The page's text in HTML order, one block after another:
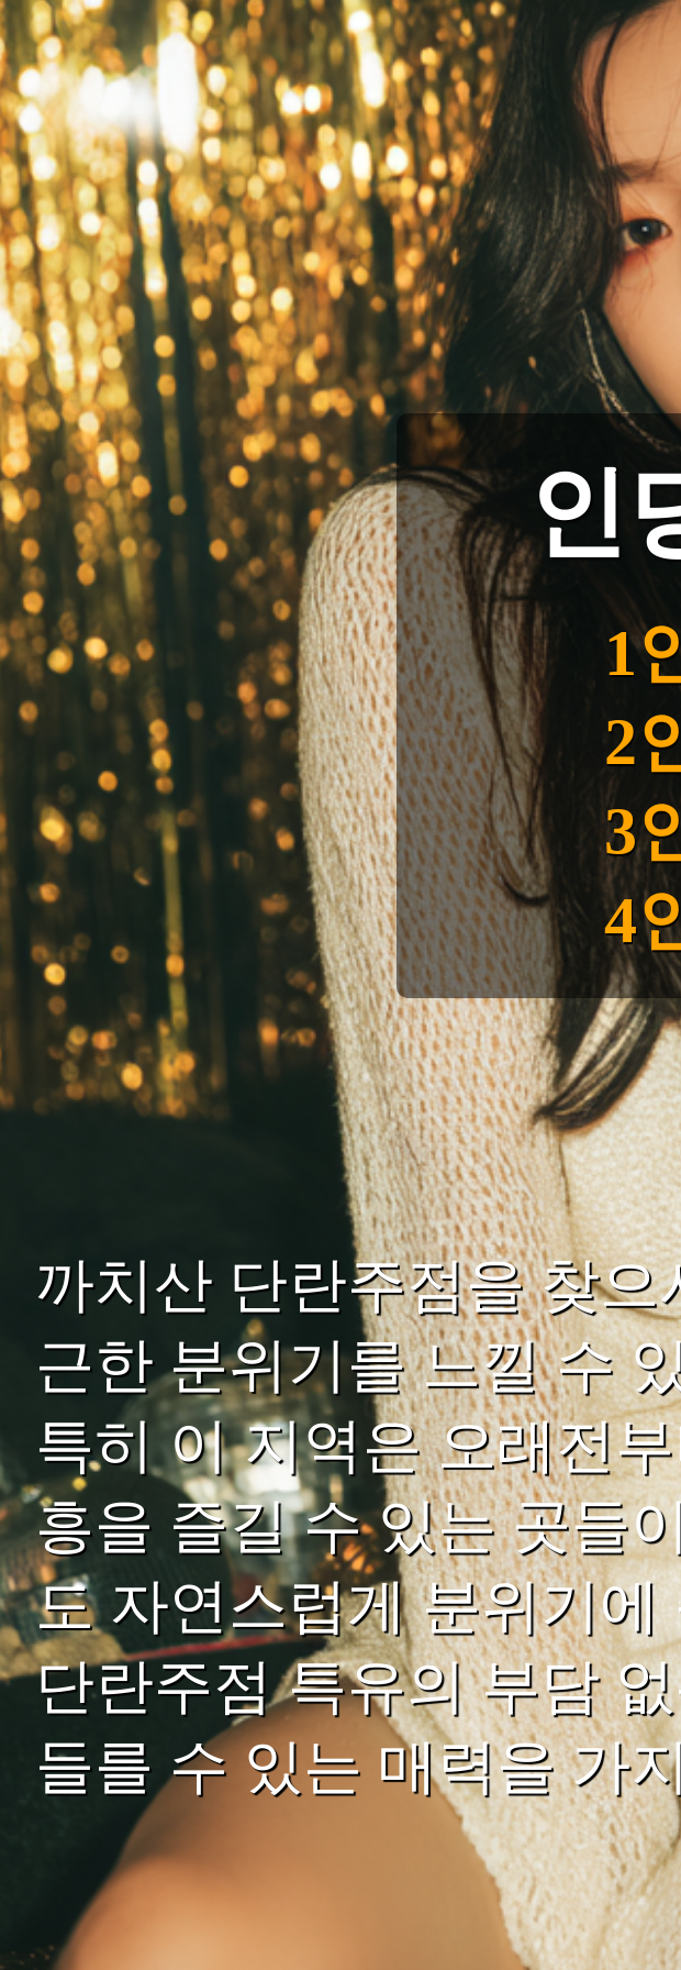
인
1
2
3
4
까치산 단란주점을 찾
근한 분위기를 느낄 수
특히 이 지역은 오래전
흥을 즐길 수 있는 곳들
도 자연스럽게 분위기
단란주점 특유의 부담
들를 수 있는 매력을 가